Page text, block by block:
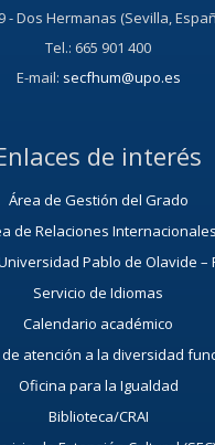
- Dos Hermanas (Sevilla,
Tel.: 665 901 400
E-mail: secfhum@upo.es
de interés
Área de Gestión del Grado
de Relaciones Internacionales
Pablo de Olavide –
Servicio de Idiomas
Calendario académico
de atención a la diversidad
Oficina para la Igualdad
Biblioteca/CRAI